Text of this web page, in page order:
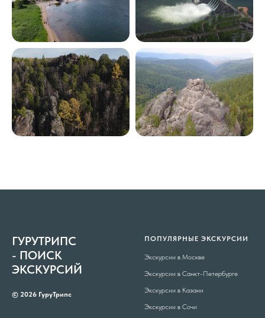
ГУРУТРИПС
- ПОИСК
ЭКСКУРСИЙ
© 2026 ГуруТрипс
ПОПУЛЯРНЫЕ ЭКСКУРСИИ
Экскурсии в Москве
Экскурсии в Санкт-Петербурге
Экскурсии в Казани
Экскурсии в Сочи